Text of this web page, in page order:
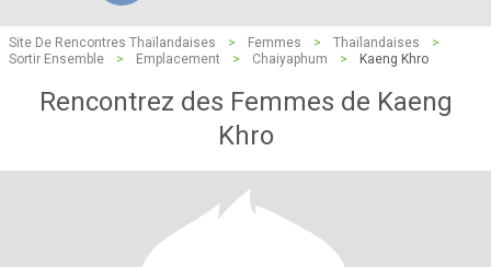
Site De Rencontres Thaïlandaises > Femmes > Thaïlandaises
>
Sortir Ensemble
> Emplacement > Chaiyaphum > Kaeng Khro
Rencontrez des Femmes de Kaeng
Khro